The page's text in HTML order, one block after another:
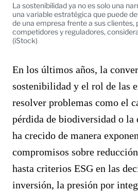
La sostenibilidad ya no es solo una
una variable estratégica que puede
de una empresa frente a sus clientes,
competidores y reguladores,
(iStock)
En los últimos años, la
sostenibilidad y el rol de las
resolver problemas como el
pérdida de biodiversidad o la
ha crecido de manera
compromisos sobre
hasta criterios ESG en las
inversión, la presión por